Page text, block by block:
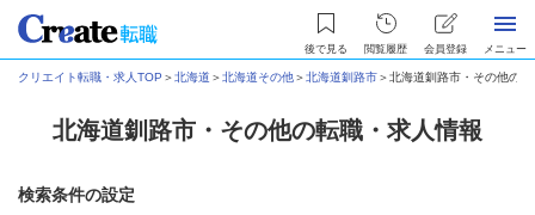
後で見る 閲覧履歴 会員登録 メニュー
クリエイト転職・求人TOP ＞北海道 ＞北海道その他＞北海道釧路市＞北海道釧路市・その他の
北海道釧路市・その他の転職・求人情報
検索条件の設定